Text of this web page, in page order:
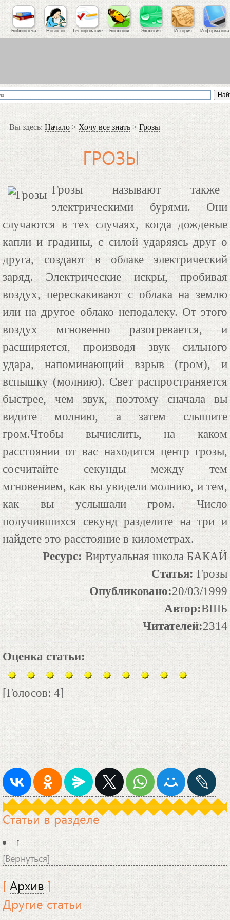
Библиотека Новости Тестирование Биология Экология История Информатика
Вы здесь: Начало > Хочу все знать>Грозы
ГРОЗЫ
Грозы называют также
электрическими бурями. Они
случаются в тех случаях, когда дождевые
капли и градины, с силой ударяясь друг о
друга, создают в облаке электрический
заряд. Электрические искры, пробивая
воздух, перескакивают с облака на землю
или на другое облако неподалеку. От этого
воздух мгновенно разогревается, и
расширяется, производя звук сильного
удара, напоминающий взрыв (гром), и
вспышку (молнию). Свет распространяется
быстрее, чем звук, поэтому сначала вы
видите молнию, а затем слышите
гром.Чтобы вычислить, на каком
расстоянии от вас находится центр грозы,
сосчитайте секунды между тем
мгновением, как вы увидели молнию, и тем,
как вы услышали гром. Число
получившихся секунд разделите на три и
найдете это расстояние в километрах.
Ресурс: Виртуальная школа БАКАЙ
Статья: Грозы
Опубликовано:20/03/1999
Автор:ВШБ
Читателей:2314
Оценка статьи:
[Голосов: 4]
Статьи в разделе
↑
[Вернуться]
[Архив]
Другие статьи